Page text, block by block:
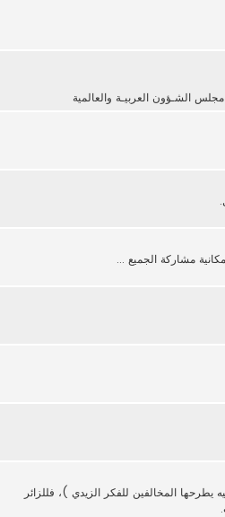
مجلس الشـؤون العربيـة والعالمية
مشاركة الجميع ...
المخالفين للفكر الزيدي )، فللزائر